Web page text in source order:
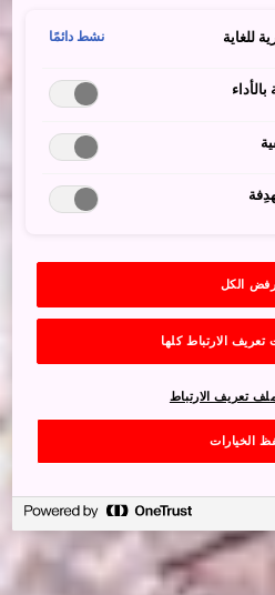
للغاية نشط دائمًا
الكل
الارتباط كلها
الخيارات
تعريف الارتباط